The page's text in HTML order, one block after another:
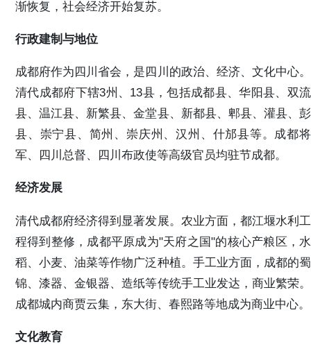
渐恢复，社会经济开始复苏。
行政建制与地位
成都府作为四川省会，是四川的政治、经济、文化中心。
清代成都府下辖3州、13县，包括成都县、华阳县、双流
县、温江县、新繁县、金堂县、新都县、郫县、灌县、彭
县、崇宁县、简州、崇庆州、汉州、什邡县等。成都将
军、四川总督、四川布政使等高级官员均驻节成都。
经济发展
清代成都府经济得到显著发展。农业方面，都江堰水利工
程得到整修，成都平原成为"天府之国"的核心产粮区，水
稻、小麦、油菜等作物广泛种植。手工业方面，成都的蜀
锦、漆器、金银器、造纸等传统手工业发达，商业繁荣。
成都城内商贾云集，东大街、春熙路等地成为商业中心。
文化教育